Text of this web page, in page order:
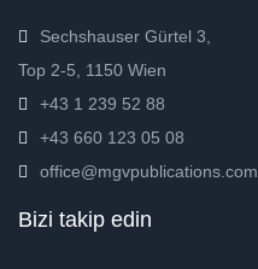
Sechshauser Gürtel 3,
Top 2-5, 1150 Wien
+43 1 239 52 88
+43 660 123 05 08
office@mgvpublications.com
Bizi takip edin